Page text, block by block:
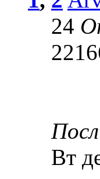
24
Вт